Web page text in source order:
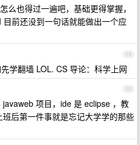
么也得过一遍吧，基础更得掌握，
前还没到一句话就能做出一个应
14
学翻墙 LOL. CS 导论：科学上网
15
项目，ide 是 eclipse ，教
后第一件事就是忘记大学学的那些